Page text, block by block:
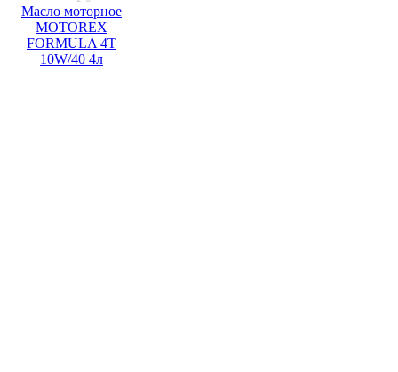
Масло моторное
MOTOREX
FORMULA 4T
10W/40 4л